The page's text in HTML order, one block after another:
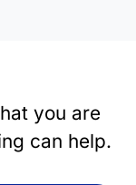
you are
can help.